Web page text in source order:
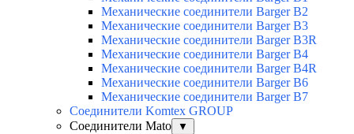
Механические соединители Barger B2
Механические соединители Barger B3
Механические соединители Barger B3R
Механические соединители Barger B4
Механические соединители Barger B4R
Механические соединители Barger B6
Механические соединители Barger B7
Соединители Komtex GROUP
Соединители Mato
▼